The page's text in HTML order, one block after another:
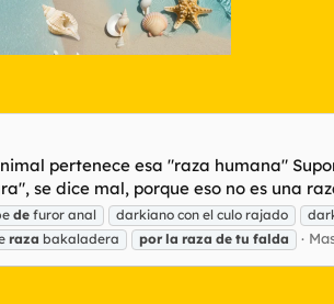
pertenece esa "raza humana"
se dice mal, porque eso no es una
de furor anal darkiano con el culo rajado
raza bakaladera por la raza de tu falda